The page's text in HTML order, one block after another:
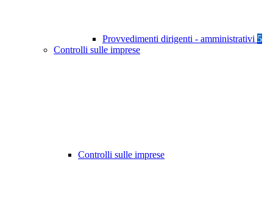
Provvedimenti dirigenti - amministrativi 5
Controlli sulle imprese
Controlli sulle imprese